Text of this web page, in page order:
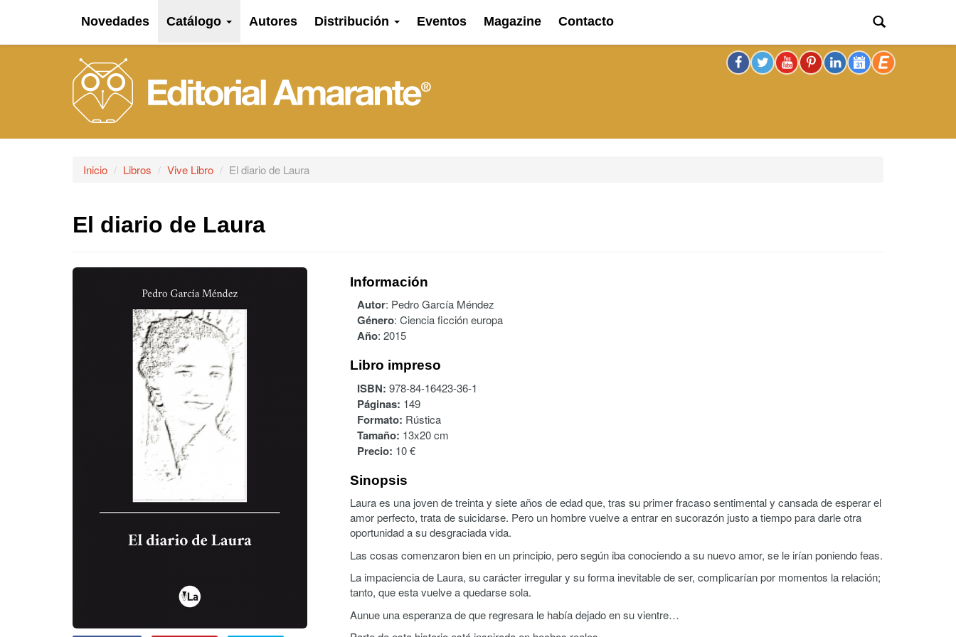
Novedades Catálogo Autores Distribución Eventos Magazine Contacto
Inicio Libros Vive Libro El diario de Laura
El diario de Laura
Información
Autor: Pedro García Méndez
Género: Ciencia ficción europa
Año: 2015
Libro impreso
ISBN: 978-84-16423-36-1
Páginas: 149
Formato: Rústica
Tamaño: 13x20 cm
Precio: 10 €
Sinopsis
Laura es una joven de treinta y siete años de edad que, tras su primer fracaso sentimental y cansada de esperar el
amor perfecto, trata de suicidarse. Pero un hombre vuelve a entrar en sucorazón justo a tiempo para darle otra
oportunidad a su desgraciada vida.
Las cosas comenzaron bien en un principio, pero según iba conociendo a su nuevo amor, se le irían poniendo feas.
La impaciencia de Laura, su carácter irregular y su forma inevitable de ser, complicarían por momentos la relación;
tanto, que esta vuelve a quedarse sola.
Aunue una esperanza de que regresara le había dejado en su vientre…